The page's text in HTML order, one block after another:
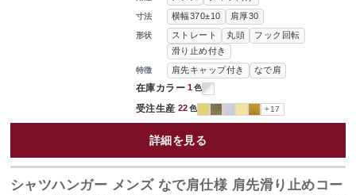
寸法 横幅370±10 肩厚30
形状 ストレート 丸頭
フック回転
滑り止め付き
特徴 肩先キャップ付き なで肩
在庫カラー 1色
受注生産 22色 +17
詳細を見る
シャツハンガー メンズ なで肩仕様 肩先滑り止めコー